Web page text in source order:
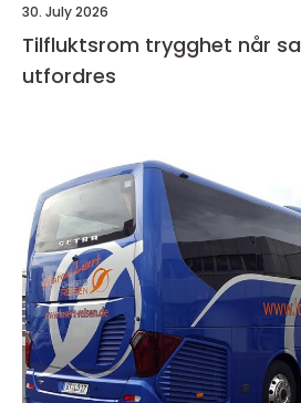
30. July 2026
Tilfluktsrom trygghet når samfunnet
utfordres